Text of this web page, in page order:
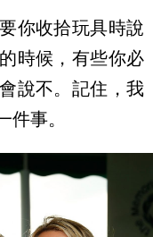
你收拾玩具時說
時候，有些你必
說不。記住，我
事。